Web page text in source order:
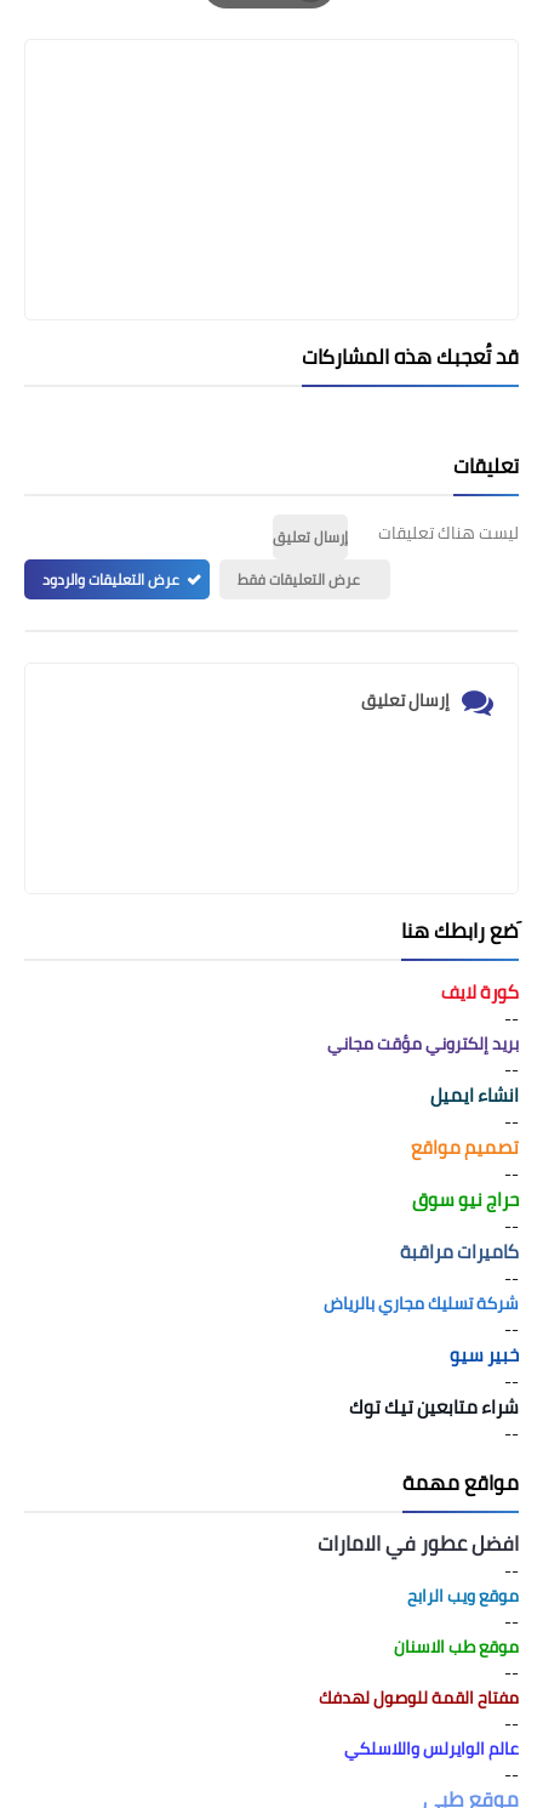
Print
قد تُعجبك هذه المشاركات
تعليقات
ليست هناك تعليقات
إرسال تعليق
عرض التعليقات فقط
عرض التعليقات والردود
إرسال تعليق
َضع رابطك هنا
كورة لايف
--
بريد إلكتروني مؤقت مجاني
--
انشاء ايميل
--
تصميم مواقع
--
حراج نيو سوق
--
كاميرات مراقبة
--
شركة تسليك مجاري بالرياض
--
خبير سيو
--
شراء متابعين تيك توك
--
مواقع مهمة
افضل عطور في الامارات
--
موقع ويب الرابح
--
موقع طب الاسنان
--
مفتاح القمة للوصول لهدفك
--
عالم الوايرلس واللاسلكي
--
موقع طبي